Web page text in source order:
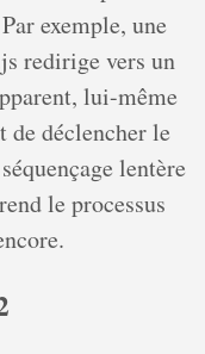
exemple, une
redirige vers un
lui-même
de déclencher le
lentère
le processus